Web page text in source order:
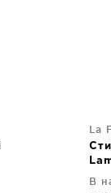
La
В